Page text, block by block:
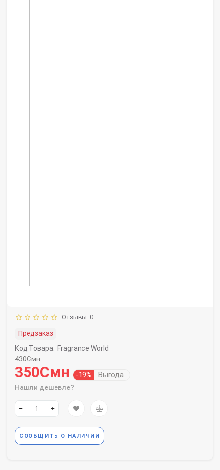
Отзывы: 0
Предзаказ
Код Товара: Fragrance World
430Смн
350Смн -19% Выгода
Нашли дешевле?
СООБЩИТЬ О НАЛИЧИИ